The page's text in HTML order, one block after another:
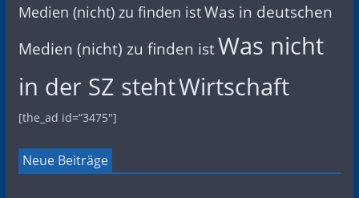
Medien (nicht) zu finden istWas in deutschen
Medien (nicht) zu finden istWas nicht
in der SZ stehtWirtschaft
[the_ad id=“3475″]
Neue Beiträge